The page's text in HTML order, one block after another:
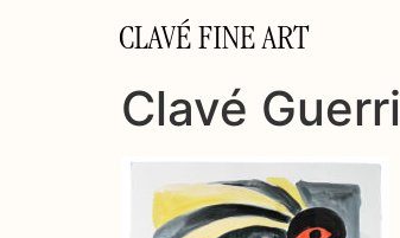
CLAVÉ FINE ART
Clavé